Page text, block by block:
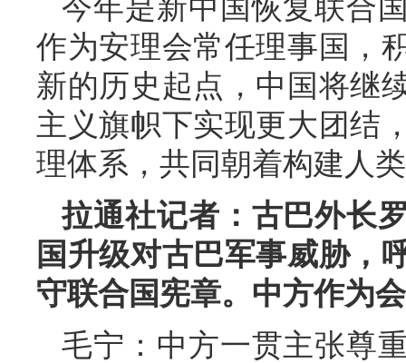
今年是新中国恢复联合
作为安理会常任理事国，
新的历史起点，中国将继
主义旗帜下实现更大团结
理体系，共同朝着构建人
拉通社记者：古巴外长
国升级对古巴军事威胁，
守联合国宪章。中方作为
毛宁：中方一贯主张尊